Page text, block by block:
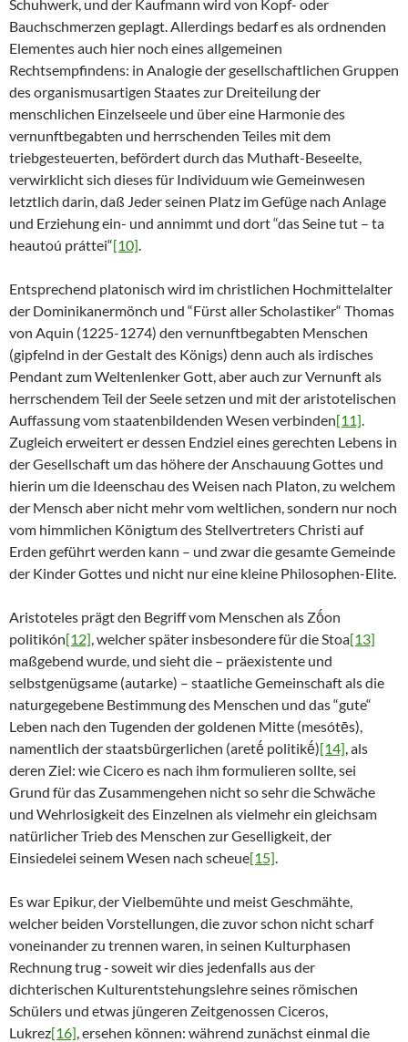
Schuhwerk, und der Kaufmann wird von Kopf- oder
Bauchschmerzen geplagt. Allerdings bedarf es als ordnenden
Elementes auch hier noch eines allgemeinen
Rechtsempfindens: in Analogie der gesellschaftlichen Gruppen
des organismusartigen Staates zur Dreiteilung der
menschlichen Einzelseele und über eine Harmonie des
vernunftbegabten und herrschenden Teiles mit dem
triebgesteuerten, befördert durch das Muthaft-Beseelte,
verwirklicht sich dieses für Individuum wie Gemeinwesen
letztlich darin, daß Jeder seinen Platz im Gefüge nach Anlage
und Erziehung ein- und annimmt und dort “das Seine tut – ta
heautoú práttei“[10].
Entsprechend platonisch wird im christlichen Hochmittelalter
der Dominikanermönch und “Fürst aller Scholastiker“ Thomas
von Aquin (1225-1274) den vernunftbegabten Menschen
(gipfelnd in der Gestalt des Königs) denn auch als irdisches
Pendant zum Weltenlenker Gott, aber auch zur Vernunft als
herrschendem Teil der Seele setzen und mit der aristotelischen
Auffassung vom staatenbildenden Wesen verbinden[11].
Zugleich erweitert er dessen Endziel eines gerechten Lebens in
der Gesellschaft um das höhere der Anschauung Gottes und
hierin um die Ideenschau des Weisen nach Platon, zu welchem
der Mensch aber nicht mehr vom weltlichen, sondern nur noch
vom himmlichen Königtum des Stellvertreters Christi auf
Erden geführt werden kann – und zwar die gesamte Gemeinde
der Kinder Gottes und nicht nur eine kleine Philosophen-Elite.
Aristoteles prägt den Begriff vom Menschen als Zṓon
politikón[12], welcher später insbesondere für die Stoa[13]
maßgebend wurde, und sieht die – präexistente und
selbstgenügsame (autarke) – staatliche Gemeinschaft als die
naturgegebene Bestimmung des Menschen und das “gute“
Leben nach den Tugenden der goldenen Mitte (mesótēs),
namentlich der staatsbürgerlichen (aretḗ politikḗ)[14], als
deren Ziel: wie Cicero es nach ihm formulieren sollte, sei
Grund für das Zusammengehen nicht so sehr die Schwäche
und Wehrlosigkeit des Einzelnen als vielmehr ein gleichsam
natürlicher Trieb des Menschen zur Geselligkeit, der
Einsiedelei seinem Wesen nach scheue[15].
Es war Epikur, der Vielbemühte und meist Geschmähte,
welcher beiden Vorstellungen, die zuvor schon nicht scharf
voneinander zu trennen waren, in seinen Kulturphasen
Rechnung trug ‑ soweit wir dies jedenfalls aus der
dichterischen Kulturentstehungslehre seines römischen
Schülers und etwas jüngeren Zeitgenossen Ciceros,
Lukrez[16], ersehen können: während zunächst einmal die